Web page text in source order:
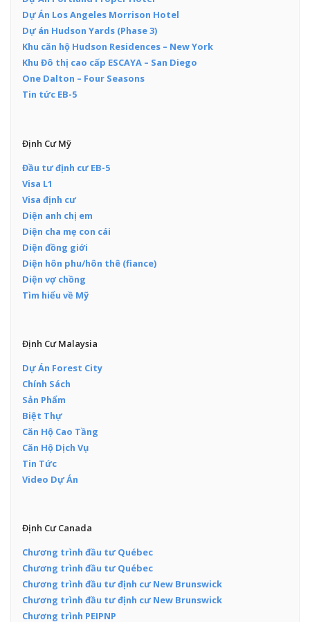
Dự Án Los Angeles Morrison Hotel
Dự án Hudson Yards (Phase 3)
Khu căn hộ Hudson Residences – New York
Khu Đô thị cao cấp ESCAYA – San Diego
One Dalton – Four Seasons
Tin tức EB-5
Định Cư Mỹ
Đầu tư định cư EB-5
Visa L1
Visa định cư
Diện anh chị em
Diện cha mẹ con cái
Diện đồng giới
Diện hôn phu/hôn thê (fiance)
Diện vợ chồng
Tìm hiểu về Mỹ
Định Cư Malaysia
Dự Án Forest City
Chính Sách
Sản Phẩm
Biệt Thự
Căn Hộ Cao Tầng
Căn Hộ Dịch Vụ
Tin Tức
Video Dự Án
Định Cư Canada
Chương trình đầu tư Québec
Chương trình đầu tư Québec
Chương trình đầu tư định cư New Brunswick
Chương trình đầu tư định cư New Brunswick
Chương trình PEIPNP